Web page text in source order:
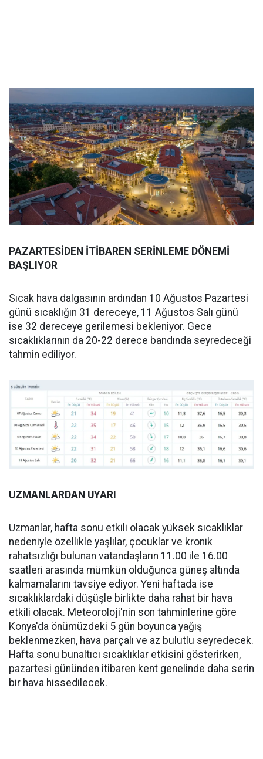
PAZARTESİDEN İTİBAREN SERİNLEME DÖNEMİ
BAŞLIYOR
Sıcak hava dalgasının ardından 10 Ağustos Pazartesi
günü sıcaklığın 31 dereceye, 11 Ağustos Salı günü
ise 32 dereceye gerilemesi bekleniyor. Gece
sıcaklıklarının da 20-22 derece bandında seyredeceği
tahmin ediliyor.
UZMANLARDAN UYARI
Uzmanlar, hafta sonu etkili olacak yüksek sıcaklıklar
nedeniyle özellikle yaşlılar, çocuklar ve kronik
rahatsızlığı bulunan vatandaşların 11.00 ile 16.00
saatleri arasında mümkün olduğunca güneş altında
kalmamalarını tavsiye ediyor. Yeni haftada ise
sıcaklıklardaki düşüşle birlikte daha rahat bir hava
etkili olacak. Meteoroloji'nin son tahminlerine göre
Konya'da önümüzdeki 5 gün boyunca yağış
beklenmezken, hava parçalı ve az bulutlu seyredecek.
Hafta sonu bunaltıcı sıcaklıklar etkisini gösterirken,
pazartesi gününden itibaren kent genelinde daha serin
bir hava hissedilecek.